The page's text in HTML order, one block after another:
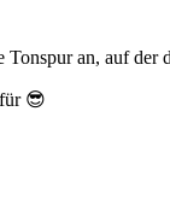
an, auf der
😎